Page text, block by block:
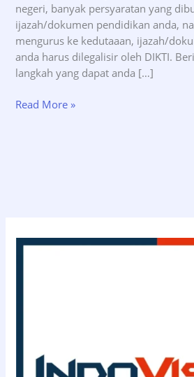
negeri, banyak persyaratan yang
ijazah/dokumen pendidikan anda,
mengurus ke kedutaaan, ijazah/
anda harus dilegalisir oleh DIKTI.
langkah yang dapat anda […]
Syarat
(0811-
Read More »